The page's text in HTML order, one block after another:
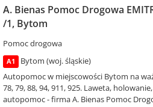
A. Bienas Pomoc Drogowa
/1, Bytom
Pomoc drogowa
A1
Bytom (woj. śląskie)
Autopomoc w miejscowości Bytom na
78, 79, 88, 94, 911, 925. Laweta,
autopomoc - firma A. Bienas Pomoc